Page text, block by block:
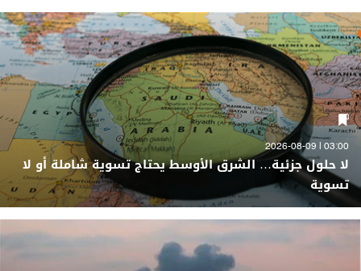
03:00 | 2026-08-09
لا حلول جزئية… الشرق الأوسط يحتاج تسوية شاملة أو لا
تسوية